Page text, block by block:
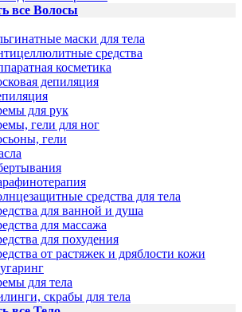
все Волосы
маски для тела
средства
косметика
депиляция
для рук
гели для ног
гели
средства для тела
для ванной и душа
для массажа
для похудения
от растяжек и дряблости кожи
для тела
скрабы для тела